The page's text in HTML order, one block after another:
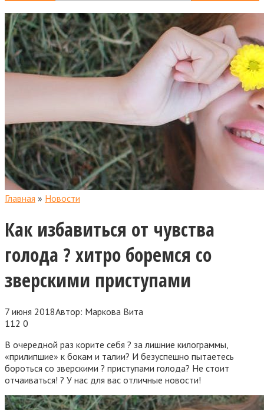
Главная » Новости
Как избавиться от чувства
голода ? хитро боремся со
зверскими приступами
7 июня 2018Автор: Маркова Вита
112 0
В очередной раз корите себя ? за лишние килограммы,
«прилипшие» к бокам и талии? И безуспешно пытаетесь
бороться со зверскими ? приступами голода? Не стоит
отчаиваться! ? У нас для вас отличные новости!